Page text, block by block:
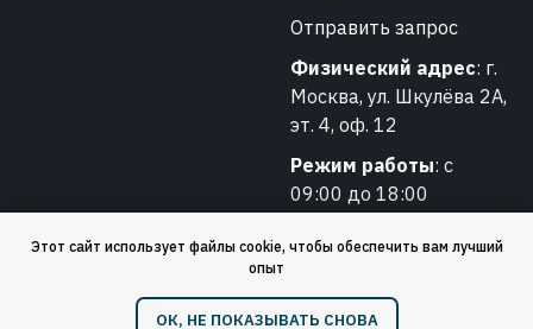
❗️ Обращаем ваше внимание: мы работаем только
Этот сайт использует файлы cookie, чтобы обеспечить вам лучший
опыт
ОК, НЕ ПОКАЗЫВАТЬ СНОВА
Отправить запрос
Физический адрес: г.
Москва, ул. Шкулёва 2А,
эт. 4, оф. 12
Режим работы: с
09:00 до 18:00